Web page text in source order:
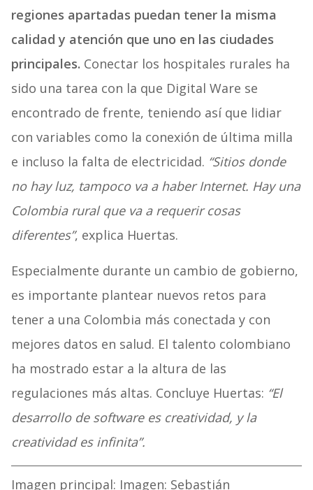
regiones apartadas puedan tener la misma
calidad y atención que uno en las ciudades
principales. Conectar los hospitales rurales ha
sido una tarea con la que Digital Ware se
encontrado de frente, teniendo así que lidiar
con variables como la conexión de última milla
e incluso la falta de electricidad. “Sitios donde
no hay luz, tampoco va a haber Internet. Hay una
Colombia rural que va a requerir cosas
diferentes”, explica Huertas.
Especialmente durante un cambio de gobierno,
es importante plantear nuevos retos para
tener a una Colombia más conectada y con
mejores datos en salud. El talento colombiano
ha mostrado estar a la altura de las
regulaciones más altas. Concluye Huertas: “El
desarrollo de software es creatividad, y la
creatividad es infinita”.
Imagen principal: Imagen: Sebastián